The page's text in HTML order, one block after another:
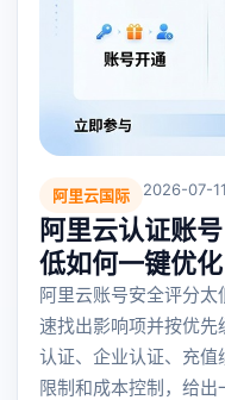
阿里云国际 2026-07-
阿里云认证账
低如何一键优化
阿里云账号安全评分
速找出影响项并按优先
认证、企业认证、充
限制和成本控制，给